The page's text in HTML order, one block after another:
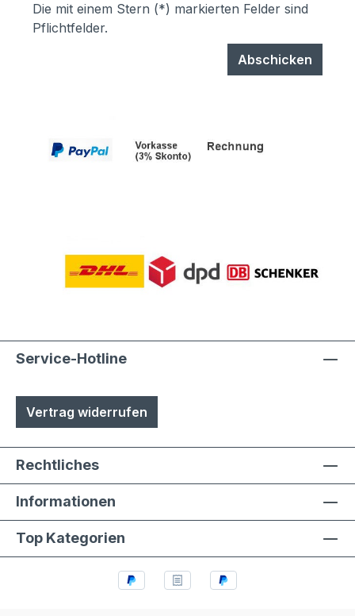
Die mit einem Stern (*) markierten Felder sind
Pflichtfelder.
Abschicken
Service-Hotline
Vertrag widerrufen
Rechtliches
Informationen
Top Kategorien